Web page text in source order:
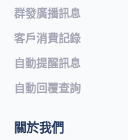
群發廣播訊息
客戶消費記錄
自動提醒訊息
自動回覆查詢
關於我們